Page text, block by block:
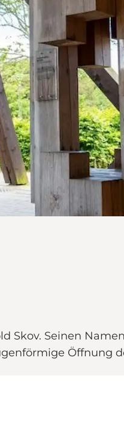
Seinen
Öffnung